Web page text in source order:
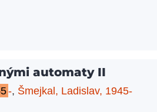
automaty II
-, Šmejkal, Ladislav, 1945-